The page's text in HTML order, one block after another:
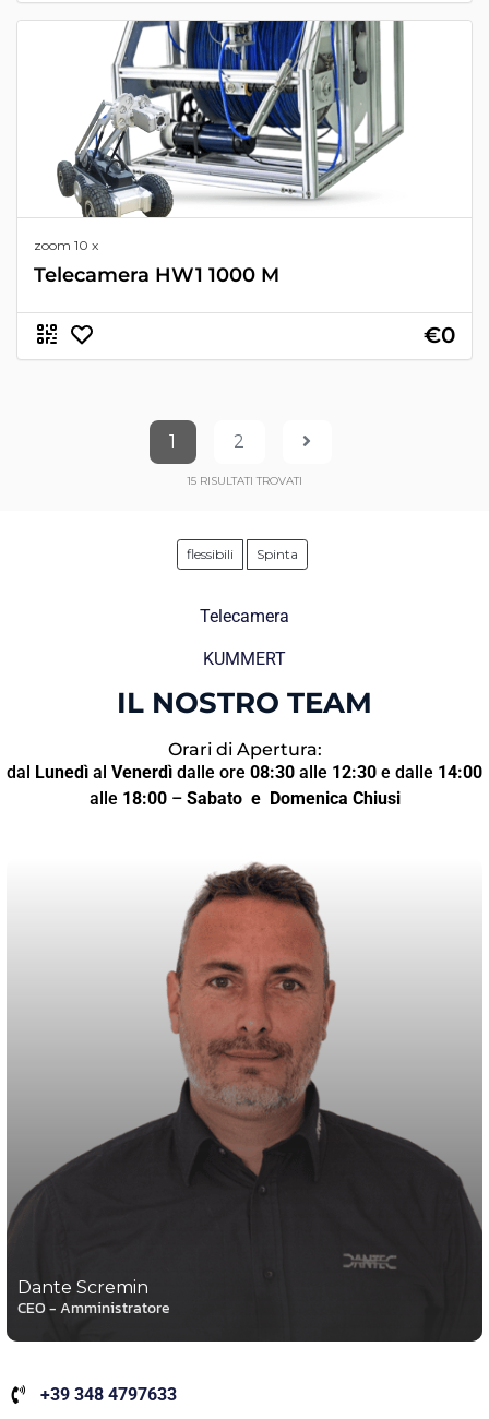
zoom 10 x
Telecamera HW1 1000 M
€0
1 2
15 RISULTATI TROVATI
flessibili Spinta
Telecamera
KUMMERT
IL NOSTRO TEAM
Orari di Apertura:
dal Lunedì al Venerdì dalle ore 08:30 alle 12:30 e dalle 14:00
alle 18:00– Sabato e Domenica Chiusi
Dante Scremin
CEO - Amministratore
+39 348 4797633